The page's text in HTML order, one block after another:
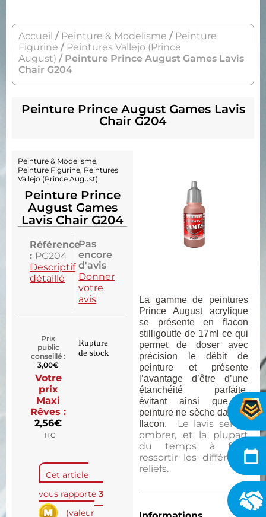
Accueil / Peinture & Modelisme / Peinture
Figurine / Peintures Vallejo (Prince
August) / Peinture Prince August Games Lavis
Chair G204
Peinture Prince August Games Lavis
Chair G204
La gamme de peintures
Prince August acrylique
se présente en flacon
stilligoutte de 17ml ce qui
permet de doser avec
précision le débit de
peinture et présente
l’avantage d’être d’une
étanchéité parfaite,
évitant ainsi que la
peinture ne sèche dans le
flacon.
Le lavis sert à
ombrer, et la plupart
du temps à faire
ressortir les différents
reliefs.
Peinture & Modelisme,
Peinture Figurine, Peintures
Vallejo (Prince August)
Peinture Prince
August Games
Lavis Chair G204
Référence
: PG204
Descriptif
détaillé
Pas
encore
d'avis
Donner
votre
avis
Prix
public
conseillé :
3,00€
Votre
prix
Maxi
Rêves :
2,56€
TTC
Rupture
de stock
Cet article
vous rapporte 3
(valeur